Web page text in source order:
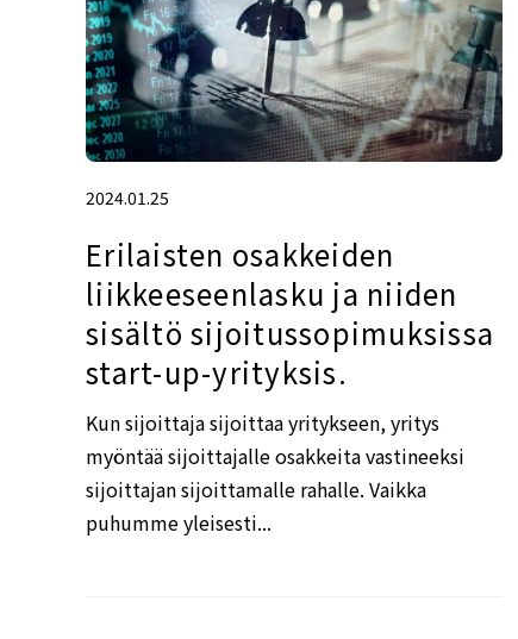
2024.01.25
Erilaisten osakkeiden
liikkeeseenlasku ja niiden
sisältö sijoitussopimuksissa
start-up-yrityksis.
Kun sijoittaja sijoittaa yritykseen, yritys
myöntää sijoittajalle osakkeita vastineeksi
sijoittajan sijoittamalle rahalle. Vaikka
puhumme yleisesti...